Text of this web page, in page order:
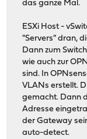
das ganze Mal.
ESXi Host -
"Servers" dran,
Dann zum
wie auch zur
sind. In
VLANs erstellt.
gemacht. Dann
Adresse
der Gateway
auto-detect.